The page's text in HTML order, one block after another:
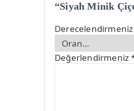
“Siyah Minik
Derecelendirmeniz
Değerlendirmeniz